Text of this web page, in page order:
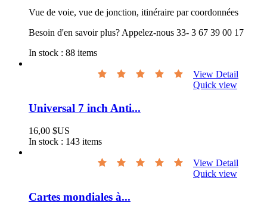
Vue de voie, vue de jonction, itinéraire par coordonnées
Besoin d'en savoir plus? Appelez-nous 33- 3 67 39 00 17
In stock : 88 items
View Detail
Quick view
Universal 7 inch Anti...
16,00 $US
In stock : 143 items
View Detail
Quick view
Cartes mondiales à...